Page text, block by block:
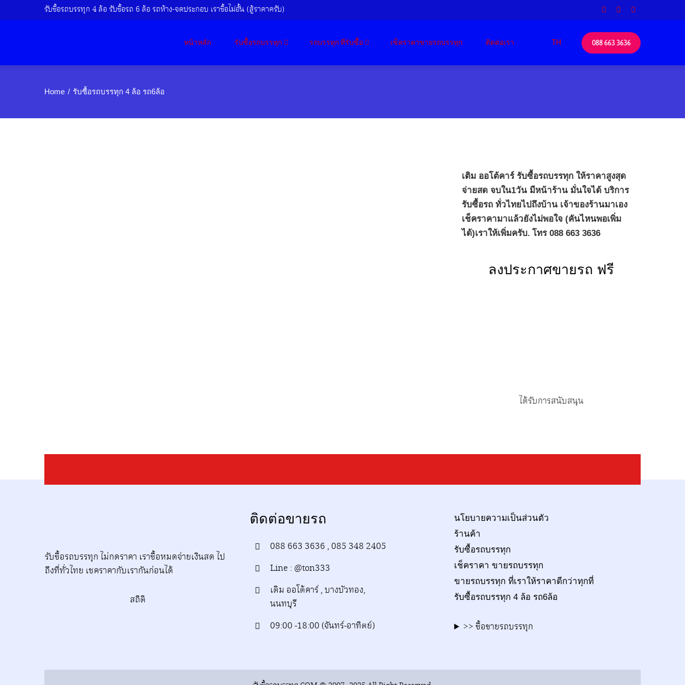
รับซื้อรถบรรทุก 4 ล้อ รับซื้อรถ 6 ล้อ รถห้าง-จดประกอบ เราซื้อไม่อั้น (สู้ราคาครับ)
หน้าหลัก รับซื้อรถบรรทุก รถบรรทุก ที่รับซื้อ เซ็คราคาขายรถบรรทุก ติดต่อเรา TH 088 663 3636
Home รับซื้อรถบรรทุก 4 ล้อ รถ6ล้อ
เติม ออโต้คาร์ รับซื้อรถบรรทุก ให้ราคาสูงสุด
จ่ายสด จบใน1วัน มีหน้าร้าน มั่นใจได้ บริการ
รับซื้อรถ ทั่วไทยไปถึงบ้าน เจ้าของร้านมาเอง
เช็คราคามาแล้วยังไม่พอใจ (คันไหนพอเพิ่ม
ได้)เราให้เพิ่มครับ. โทร 088 663 3636
ลงประกาศขายรถ ฟรี
ได้รับการสนับสนุน
รับซื้อรถบรรทุก ไม่กดราคา เราซื้อหมดจ่ายเงินสด ไป
ถึงที่ทั่วไทย เชคราคากับเรากันก่อนได้‎
สถิติ
ติดต่อขายรถ
088 663 3636 , 085 348 2405
Line : @ton333
เติม ออโต้คาร์ , บางบัวทอง,
นนทบุรี
09:00 -18:00 (จันทร์-อาทิตย์)
นโยบายความเป็นส่วนตัว
ร้านค้า
รับซื้อรถบรรทุก
เช็คราคา ขายรถบรรทุก
ขายรถบรรทุก ที่เราให้ราคาดีกว่าทุกที่
รับซื้อรถบรรทุก 4 ล้อ รถ6ล้อ
>> ซื้อขายรถบรรทุก